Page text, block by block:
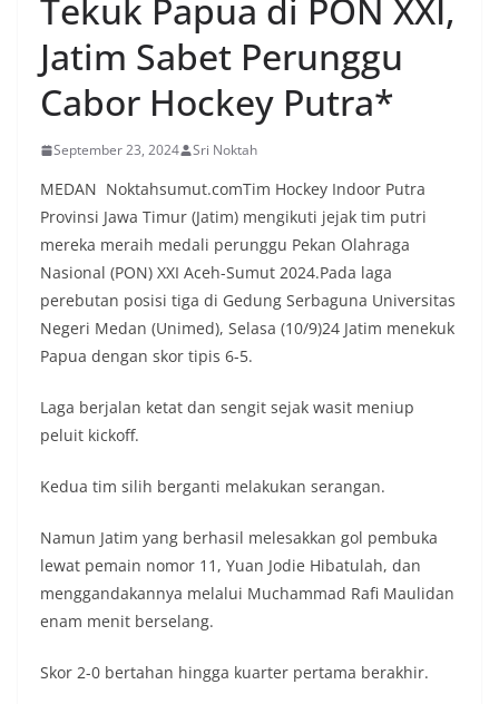
Tekuk Papua di PON XXI,
Jatim Sabet Perunggu
Cabor Hockey Putra*
September 23, 2024 Sri Noktah
MEDAN Noktahsumut.comTim Hockey Indoor Putra
Provinsi Jawa Timur (Jatim) mengikuti jejak tim putri
mereka meraih medali perunggu Pekan Olahraga
Nasional (PON) XXI Aceh-Sumut 2024.Pada laga
perebutan posisi tiga di Gedung Serbaguna Universitas
Negeri Medan (Unimed), Selasa (10/9)24 Jatim menekuk
Papua dengan skor tipis 6-5.
Laga berjalan ketat dan sengit sejak wasit meniup
peluit kickoff.
Kedua tim silih berganti melakukan serangan.
Namun Jatim yang berhasil melesakkan gol pembuka
lewat pemain nomor 11, Yuan Jodie Hibatulah, dan
menggandakannya melalui Muchammad Rafi Maulidan
enam menit berselang.
Skor 2-0 bertahan hingga kuarter pertama berakhir.